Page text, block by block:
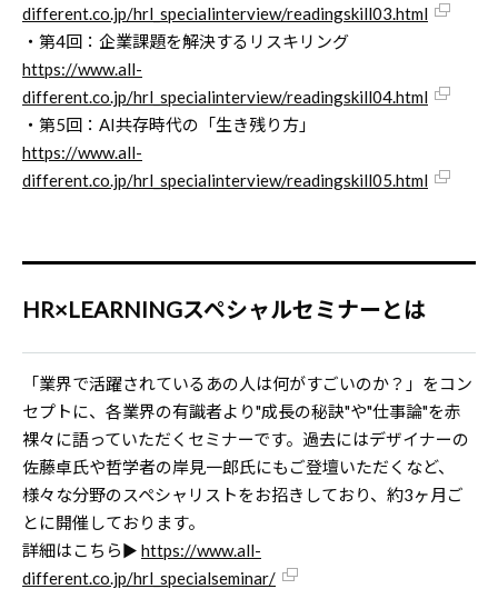
different.co.jp/hrl_specialinterview/readingskill03.html
・第4回：企業課題を解決するリスキリング
https://www.all-
different.co.jp/hrl_specialinterview/readingskill04.html
・第5回：AI共存時代の「生き残り方」
https://www.all-
different.co.jp/hrl_specialinterview/readingskill05.html
HR×LEARNINGスペシャルセミナーとは
「業界で活躍されているあの人は何がすごいのか？」をコン
セプトに、各業界の有識者より"成長の秘訣"や"仕事論"を赤
裸々に語っていただくセミナーです。過去にはデザイナーの
佐藤卓氏や哲学者の岸見一郎氏にもご登壇いただくなど、
様々な分野のスペシャリストをお招きしており、約3ヶ月ご
とに開催しております。
詳細はこちら▶ https://www.all-
different.co.jp/hrl_specialseminar/